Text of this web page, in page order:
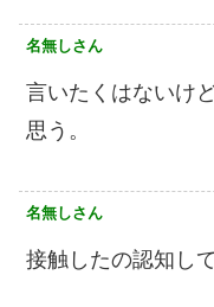
名無しさん
言いたくはないけ
思う。
名無しさん
接触したの認知し